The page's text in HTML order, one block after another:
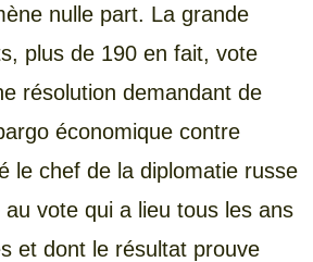
nulle part. La grande
plus de 190 en fait, vote
résolution demandant de
économique contre
le chef de la diplomatie russe
vote qui a lieu tous les ans
et dont le résultat prouve